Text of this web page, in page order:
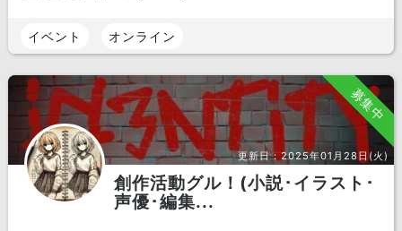
イベント オンライン
募集中
更新日：2025年01月28日(火)
創作活動グル！(小説･イラスト･
声優･編集...